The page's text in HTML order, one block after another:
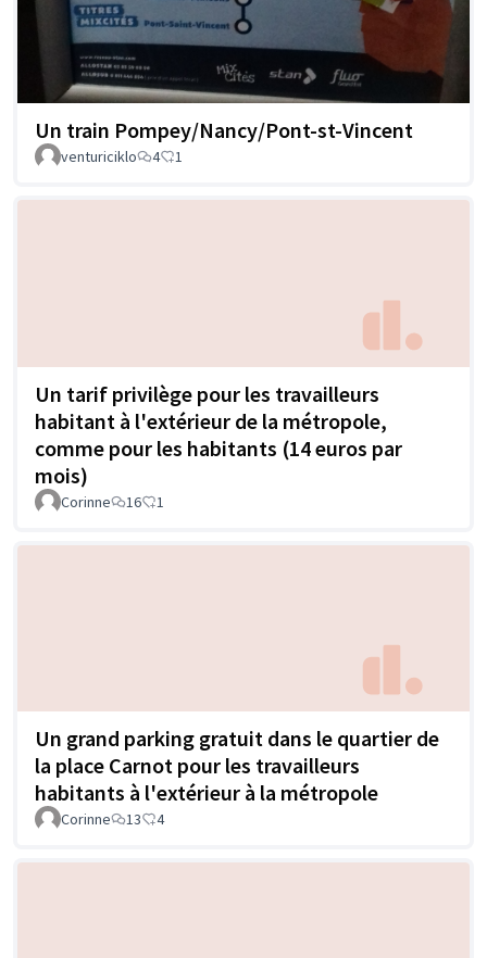
Un train Pompey/Nancy/Pont-st-Vincent
venturiciklo 4 1
Un tarif privilège pour les travailleurs
habitant à l'extérieur de la métropole,
comme pour les habitants (14 euros par
mois)
Corinne 16 1
Un grand parking gratuit dans le quartier de
la place Carnot pour les travailleurs
habitants à l'extérieur à la métropole
Corinne 13 4